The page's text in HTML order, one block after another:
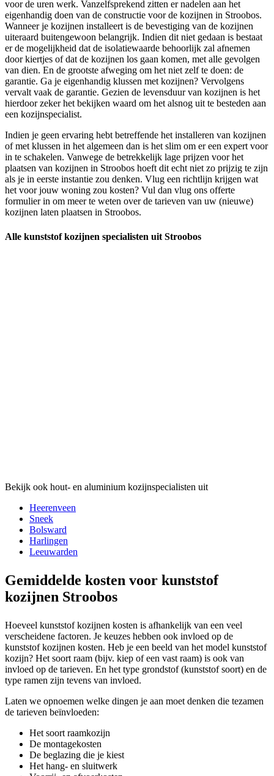
voor de uren werk. Vanzelfsprekend zitten er nadelen aan het
eigenhandig doen van de constructie voor de kozijnen in Stroobos.
Wanneer je kozijnen installeert is de bevestiging van de kozijnen
uiteraard buitengewoon belangrijk. Indien dit niet gedaan is bestaat
er de mogelijkheid dat de isolatiewaarde behoorlijk zal afnemen
door kiertjes of dat de kozijnen los gaan komen, met alle gevolgen
van dien. En de grootste afweging om het niet zelf te doen: de
garantie. Ga je eigenhandig klussen met kozijnen? Vervolgens
vervalt vaak de garantie. Gezien de levensduur van kozijnen is het
hierdoor zeker het bekijken waard om het alsnog uit te besteden aan
een kozijnspecialist.
Indien je geen ervaring hebt betreffende het installeren van kozijnen
of met klussen in het algemeen dan is het slim om er een expert voor
in te schakelen. Vanwege de betrekkelijk lage prijzen voor het
plaatsen van kozijnen in Stroobos hoeft dit echt niet zo prijzig te zijn
als je in eerste instantie zou denken. Vlug een richtlijn krijgen wat
het voor jouw woning zou kosten? Vul dan vlug ons offerte
formulier in om meer te weten over de tarieven van uw (nieuwe)
kozijnen laten plaatsen in Stroobos.
Alle kunststof kozijnen specialisten uit Stroobos
Bekijk ook hout- en aluminium kozijnspecialisten uit
Heerenveen
Sneek
Bolsward
Harlingen
Leeuwarden
Gemiddelde kosten voor kunststof
kozijnen Stroobos
Hoeveel kunststof kozijnen kosten is afhankelijk van een veel
verscheidene factoren. Je keuzes hebben ook invloed op de
kunststof kozijnen kosten. Heb je een beeld van het model kunststof
kozijn? Het soort raam (bijv. kiep of een vast raam) is ook van
invloed op de tarieven. En het type grondstof (kunststof soort) en de
type ramen zijn tevens van invloed.
Laten we opnoemen welke dingen je aan moet denken die tezamen
de tarieven beïnvloeden:
Het soort raamkozijn
De montagekosten
De beglazing die je kiest
Het hang- en sluitwerk